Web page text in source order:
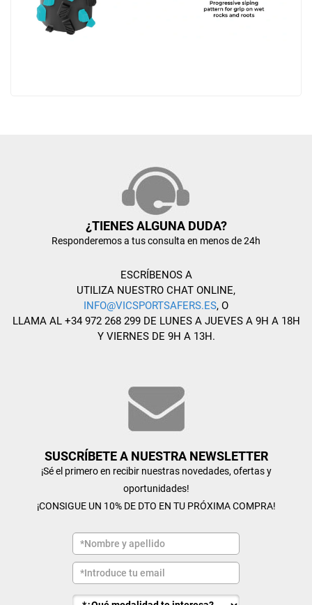
¿TIENES ALGUNA DUDA?
Responderemos a tus consulta en menos de 24h
ESCRÍBENOS A
UTILIZA NUESTRO CHAT ONLINE,
INFO@VICSPORTSAFERS.ES, O
LLAMA AL +34 972 268 299 DE LUNES A JUEVES A 9H A 18H
Y VIERNES DE 9H A 13H.
SUSCRÍBETE A NUESTRA NEWSLETTER
¡Sé el primero en recibir nuestras novedades, ofertas y
oportunidades!
¡CONSIGUE UN 10% DE DTO EN TU PRÓXIMA COMPRA!